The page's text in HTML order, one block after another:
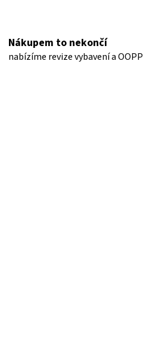
Nákupem to nekončí
nabízíme revize vybavení a OOPP